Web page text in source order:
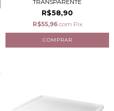
TRANSPARENTE
R$58,90
R$55,96 com Pix